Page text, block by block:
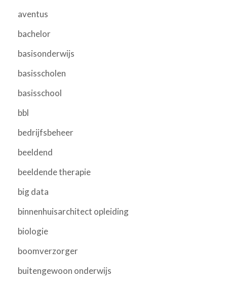
aventus
bachelor
basisonderwijs
basisscholen
basisschool
bbl
bedrijfsbeheer
beeldend
beeldende therapie
big data
binnenhuisarchitect opleiding
biologie
boomverzorger
buitengewoon onderwijs